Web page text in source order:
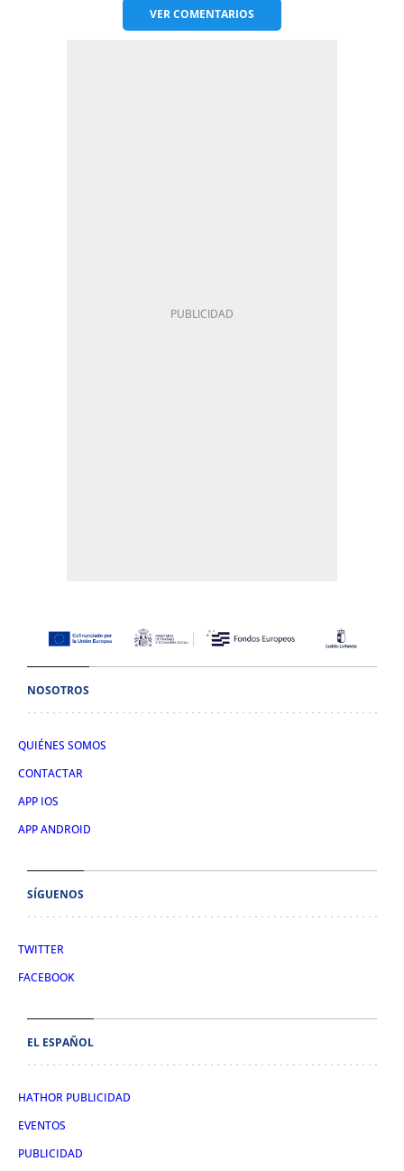
VERCOMENTARIOS
NOSOTROS
QUIÉNES SOMOS
CONTACTAR
APP IOS
APP ANDROID
SÍGUENOS
TWITTER
FACEBOOK
EL ESPAÑOL
HATHOR PUBLICIDAD
EVENTOS
PUBLICIDAD